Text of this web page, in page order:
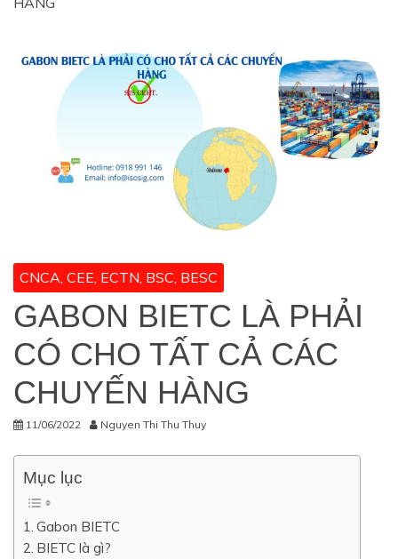
CNCA, CEE, ECTN, BSC, BESC
GABON BIETC LÀ PHẢI
CÓ CHO TẤT CẢ CÁC
CHUYẾN HÀNG
11/06/2022 Nguyen Thi Thu Thuy
Mục lục
Gabon BIETC
BIETC là gì?